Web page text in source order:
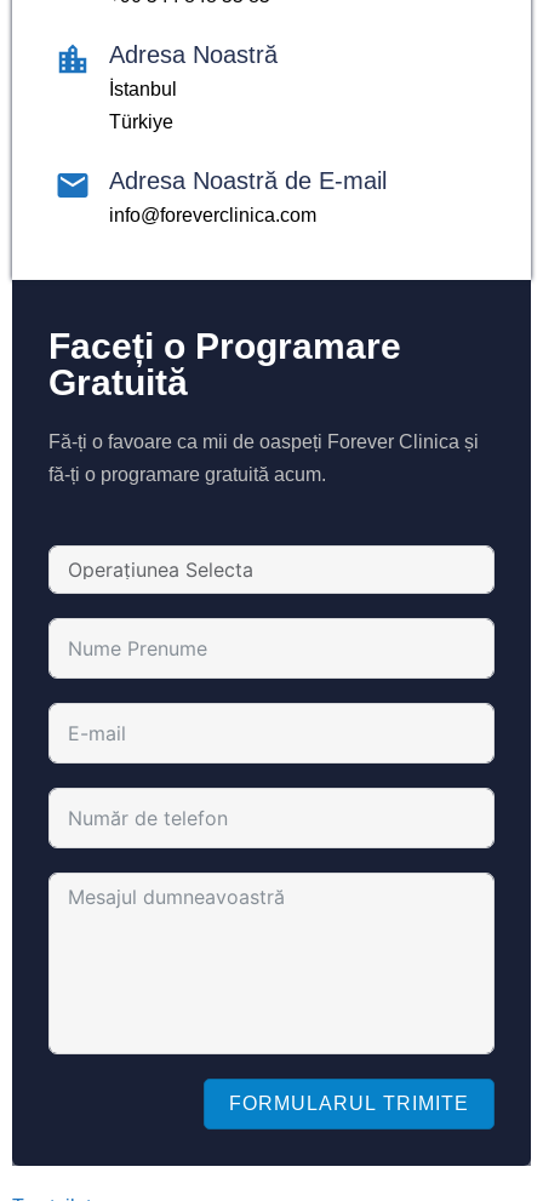
Adresa Noastră
İstanbul
Türkiye
Adresa Noastră de E-mail
info@foreverclinica.com
Faceți o Programare
Gratuită
Fă-ți o favoare ca mii de oaspeți Forever Clinica și
fă-ți o programare gratuită acum.
FORMULARUL TRIMITE